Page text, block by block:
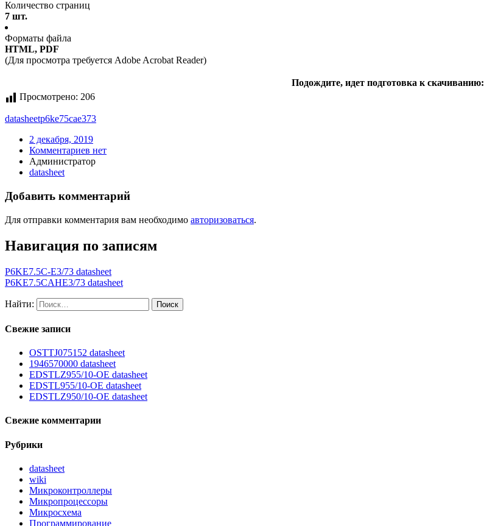
Количество страниц
7 шт.
Форматы файла
HTML, PDF
(Для просмотра требуется Adobe Acrobat Reader)
Подождите, идет подготовка к скачиванию:
Просмотрено: 206
datasheetp6ke75cae373
2 декабря, 2019
Комментариев нет
Администратор
datasheet
Добавить комментарий
Для отправки комментария вам необходимо авторизоваться.
Навигация по записям
P6KE7.5C-E3/73 datasheet
P6KE7.5CAHE3/73 datasheet
Найти:
Свежие записи
OSTTJ075152 datasheet
1946570000 datasheet
EDSTLZ955/10-OE datasheet
EDSTL955/10-OE datasheet
EDSTLZ950/10-OE datasheet
Свежие комментарии
Рубрики
datasheet
wiki
Микроконтроллеры
Микропроцессоры
Микросхема
Программирование